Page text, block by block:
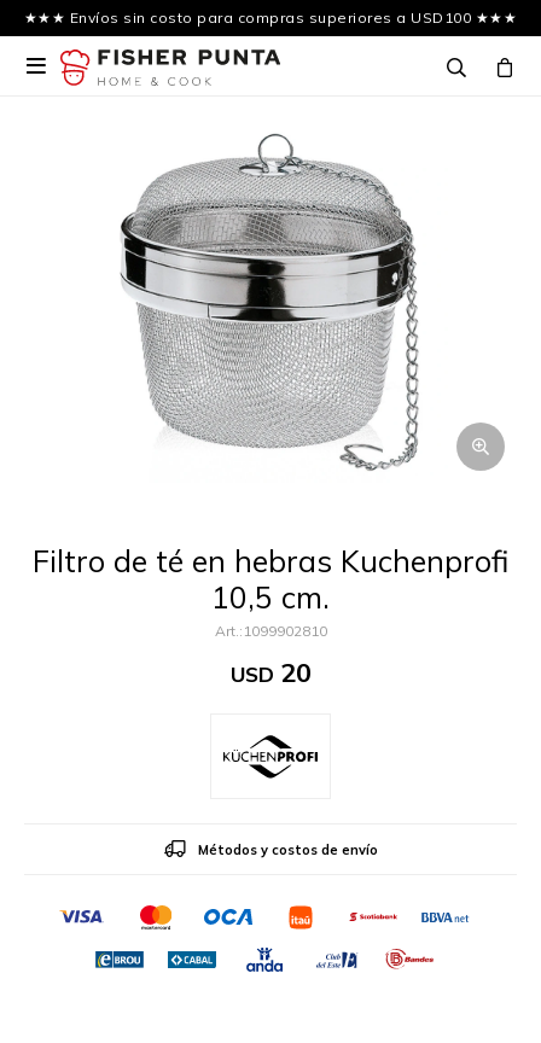
★★★ Envíos sin costo para compras superiores a USD100 ★★★

Filtro de té en hebras Kuchenprofi
10,5 cm.
1099902810
USD 20
Métodos y costos de envío